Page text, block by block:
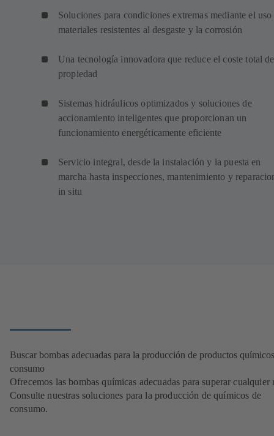
Soluciones para condiciones extremas mediante el uso
materiales resistentes al desgaste y la corrosión
Una tecnología innovadora que reduce el coste total de
propiedad
Sistemas hidráulicos optimizados y soluciones de
accionamiento inteligentes que proporcionan un
funcionamiento energéticamente eficiente
Servicio integral, desde la instalación y la puesta en
marcha hasta inspecciones, mantenimiento y
in situ
Buscar bombas adecuadas para la producción de productos
consumo
Ofrecemos las bombas químicas adecuadas para superar cualquier
Consulte nuestras soluciones para la producción de químicos de
consumo.